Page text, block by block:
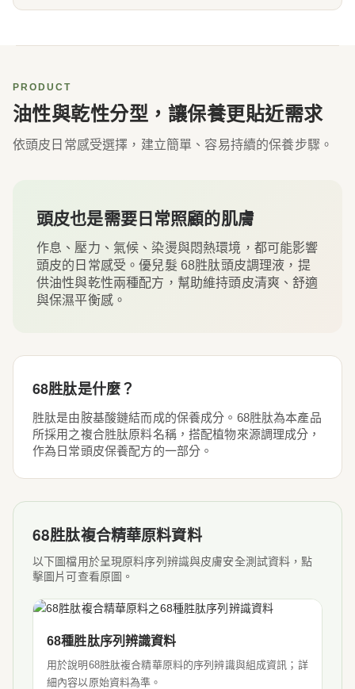
PRODUCT
油性與乾性分型，讓保養更貼近需求
依頭皮日常感受選擇，建立簡單、容易持續的保養步驟。
頭皮也是需要日常照顧的肌膚
作息、壓力、氣候、染燙與悶熱環境，都可能影響
頭皮的日常感受。優兒髮 68胜肽頭皮調理液，提
供油性與乾性兩種配方，幫助維持頭皮清爽、舒適
與保濕平衡感。
68胜肽是什麼？
胜肽是由胺基酸鏈結而成的保養成分。68胜肽為本產品
所採用之複合胜肽原料名稱，搭配植物來源調理成分，
作為日常頭皮保養配方的一部分。
68胜肽複合精華原料資料
以下圖檔用於呈現原料序列辨識與皮膚安全測試資料，點
擊圖片可查看原圖。
68種胜肽序列辨識資料
用於說明68胜肽複合精華原料的序列辨識與組成資訊；詳
細內容以原始資料為準。